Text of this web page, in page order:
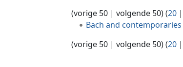
(vorige 50 | volgende 50) (20 |
Bach and contemporaries
(vorige 50 | volgende 50) (20 |